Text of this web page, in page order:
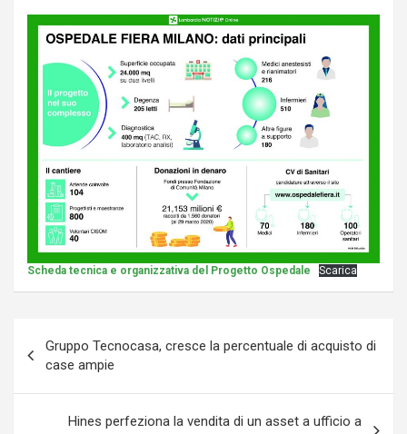
Scheda tecnica e organizzativa del Progetto Ospedale Scarica
articoli
Gruppo Tecnocasa, cresce la percentuale di acquisto di
case ampie
Hines perfeziona la vendita di un asset a ufficio a